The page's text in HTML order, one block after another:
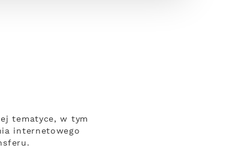
tematyce, w tym
internetowego